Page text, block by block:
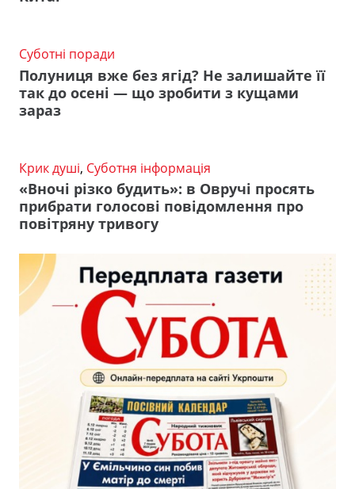
Суботні поради
Полуниця вже без ягід? Не залишайте її
так до осені — що зробити з кущами
зараз
Крик душі, Суботня інформація
«Вночі різко будить»: в Овручі просять
прибрати голосові повідомлення про
повітряну тривогу